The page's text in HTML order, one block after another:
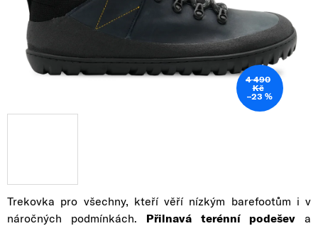
Trekovka pro všechny, kteří věří nízkým barefootům i v
náročných podmínkách. Přilnavá terénní podeševa
4 490
Kč
–23 %